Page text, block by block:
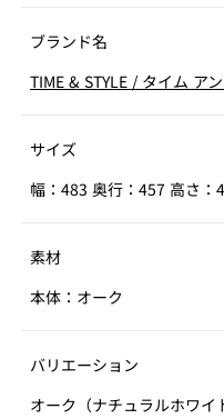
ブランド名
TIME & STYLE / タイム ア
サイズ
幅：483 奥行：457 高さ：
素材
本体：オーク
バリエーション
オーク（ナチュラルホワ